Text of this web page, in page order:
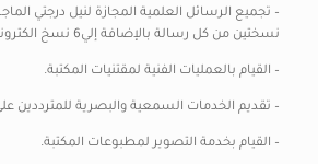
– تجميع الرسائل العلمية المجازة لنيل درجتي
نسختين من كل رسالة بالإضافة إلي6 نسخ الكترونية.
– القيام بالعمليات الفنية لمقتنيات المكتبة.
– تقديم الخدمات السمعية والبصرية للمترددين
– القيام بخدمة التصوير لمطبوعات المكتبة.